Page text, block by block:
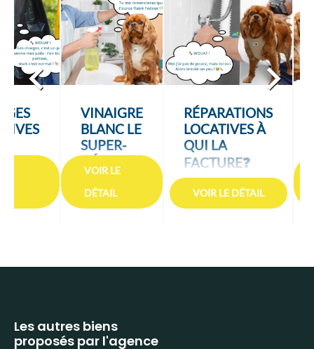
Les autres biens
proposés par l'agence